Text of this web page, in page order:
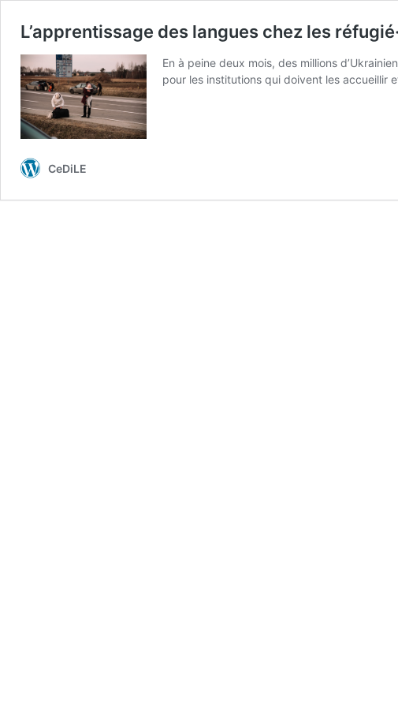
L’apprentissage des langues chez les
En à peine deux mois, des millions
pour les institutions qui doivent les accueillir
CeDiLE